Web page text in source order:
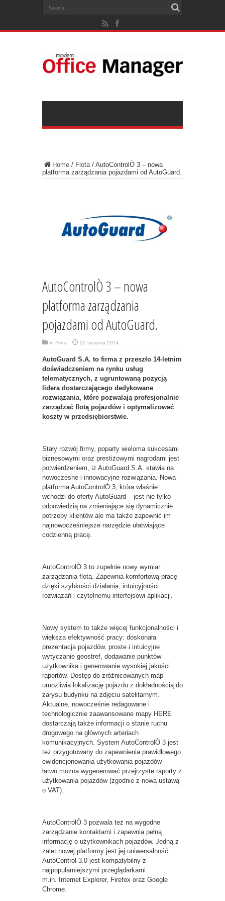
Home / Flota/ AutoControlÒ 3 – nowa
platforma zarządzania pojazdami od AutoGuard.
AutoControlÒ 3 – nowa
platforma zarządzania
pojazdami od AutoGuard.
in Flota 22 sierpnia 2014
AutoGuard S.A. to firma z przeszło 14-letnim
doświadczeniem na rynku usług
telematycznych, z ugruntowaną pozycją
lidera dostarczającego dedykowane
rozwiązania, które pozwalają profesjonalnie
zarządzać flotą pojazdów i optymalizować
koszty w przedsiębiorstwie.
Stały rozwój firmy, poparty wieloma sukcesami
biznesowymi oraz prestiżowymi nagrodami jest
potwierdzeniem, iż AutoGuard S.A. stawia na
nowoczesne i innowacyjne rozwiązania. Nowa
platforma AutoControlÒ 3, która właśnie
wchodzi do oferty AutoGuard – jest nie tylko
odpowiedzią na zmieniające się dynamicznie
potrzeby klientów ale ma także zapewnić im
najnowocześniejsze narzędzie ułatwiające
codzienną pracę.
AutoControlÒ 3 to zupełnie nowy wymiar
zarządzania flotą. Zapewnia komfortową pracę
dzięki szybkości działania, intuicyjności
rozwiązań i czytelnemu interfejsowi aplikacji.
Nowy system to także więcej funkcjonalności i
większa efektywność pracy: doskonała
prezentacja pojazdów, proste i intuicyjne
wytyczanie geostref, dodawanie punktów
użytkownika i generowanie wysokiej jakości
raportów. Dostęp do zróżnicowanych map
umożliwia lokalizację pojazdu z dokładnością do
zarysu budynku na zdjęciu satelitarnym.
Aktualne, nowocześnie redagowane i
technologicznie zaawansowane mapy HERE
dostarczają także informacji o stanie ruchu
drogowego na głównych arteriach
komunikacyjnych. System AutoControlÒ 3 jest
też przygotowany do zapewnienia prawidłowego
ewidencjonowania użytkowania pojazdów –
łatwo można wygenerować przejrzyste raporty z
użytkowania pojazdów (zgodnie z nową ustawą
o VAT).
AutoControlÒ 3 pozwala też na wygodne
zarządzanie kontaktami i zapewnia pełną
informację o użytkownikach pojazdów. Jedną z
zalet nowej platformy jest jej uniwersalność.
AutoControl 3.0 jest kompatybilny z
najpopularniejszymi przeglądarkami
m.in. Internet Explorer, Firefox oraz Google
Chrome.